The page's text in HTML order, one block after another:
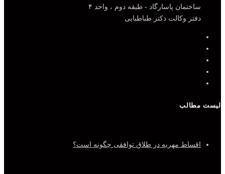
ساختمان پاسارگاد - طبقه دوم ، واحد ۴
دفتر وکالت دکتر طباطبایی
لیست مطالب
اقساط مهریه در طلاق توافقی چگونه است؟